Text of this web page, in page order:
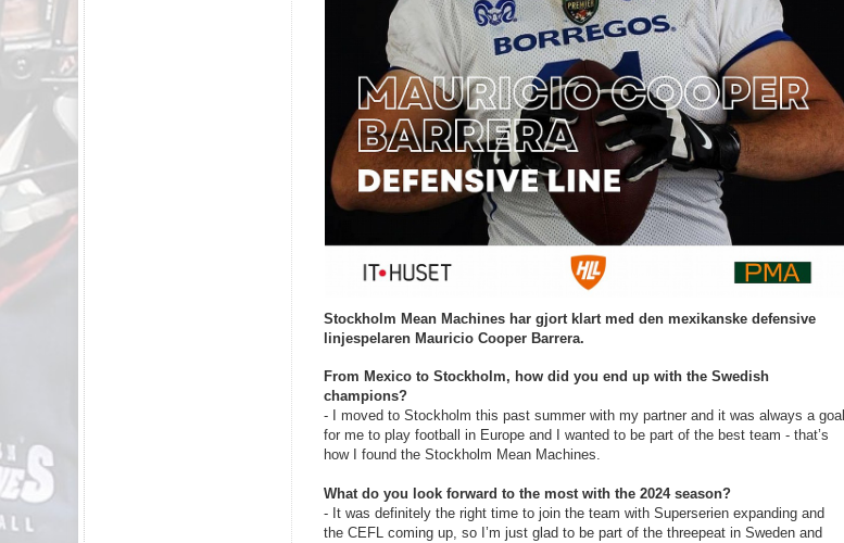
Stockholm Mean Machines har gjort klart med den mexikanske defensive
linjespelaren Mauricio Cooper Barrera.
From Mexico to Stockholm, how did you end up with the Swedish
champions?
- I moved to Stockholm this past summer with my partner and it was always a goal
for me to play football in Europe and I wanted to be part of the best team - that’s
how I found the Stockholm Mean Machines.
What do you look forward to the most with the 2024 season?
- It was definitely the right time to join the team with Superserien expanding and
the CEFL coming up, so I’m just glad to be part of the threepeat in Sweden and